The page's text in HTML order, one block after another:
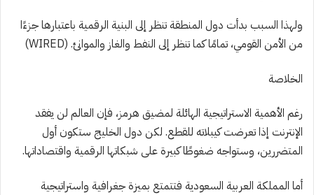
ولهذا السبب بدأت دول المنطقة تنظر إلى البنية الرقمية باعتبارها جزءًا
من الأمن القومي، تمامًا كما تنظر إلى النفط والغاز والموانئ. (WIRED)
الخلاصة
رغم الأهمية الاستراتيجية الهائلة لمضيق هرمز، فإن العالم لن يفقد
الإنترنت إذا تعرضت كيبلاته للقطع. لكن دول الخليج ستكون أول
المتضررين، وستواجه ضغوطًا كبيرة على شبكاتها الرقمية واقتصاداتها.
أما المملكة العربية السعودية فتتمتع بميزة جغرافية واستراتيجية